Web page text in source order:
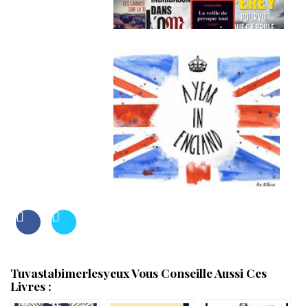
Tuvastabimerlesyeux Vous Conseille Aussi Ces
Livres :